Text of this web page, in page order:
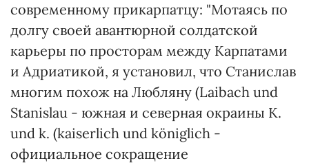
современному прикарпатцу: "Мотаясь по
долгу своей авантюрной солдатской
карьеры по просторам между Карпатами
и Адриатикой, я установил, что Станислав
многим похож на Любляну (Laibach und
Stanislau - южная и северная окраины K.
und k. (kaiserlich und königlich -
официальное сокращение